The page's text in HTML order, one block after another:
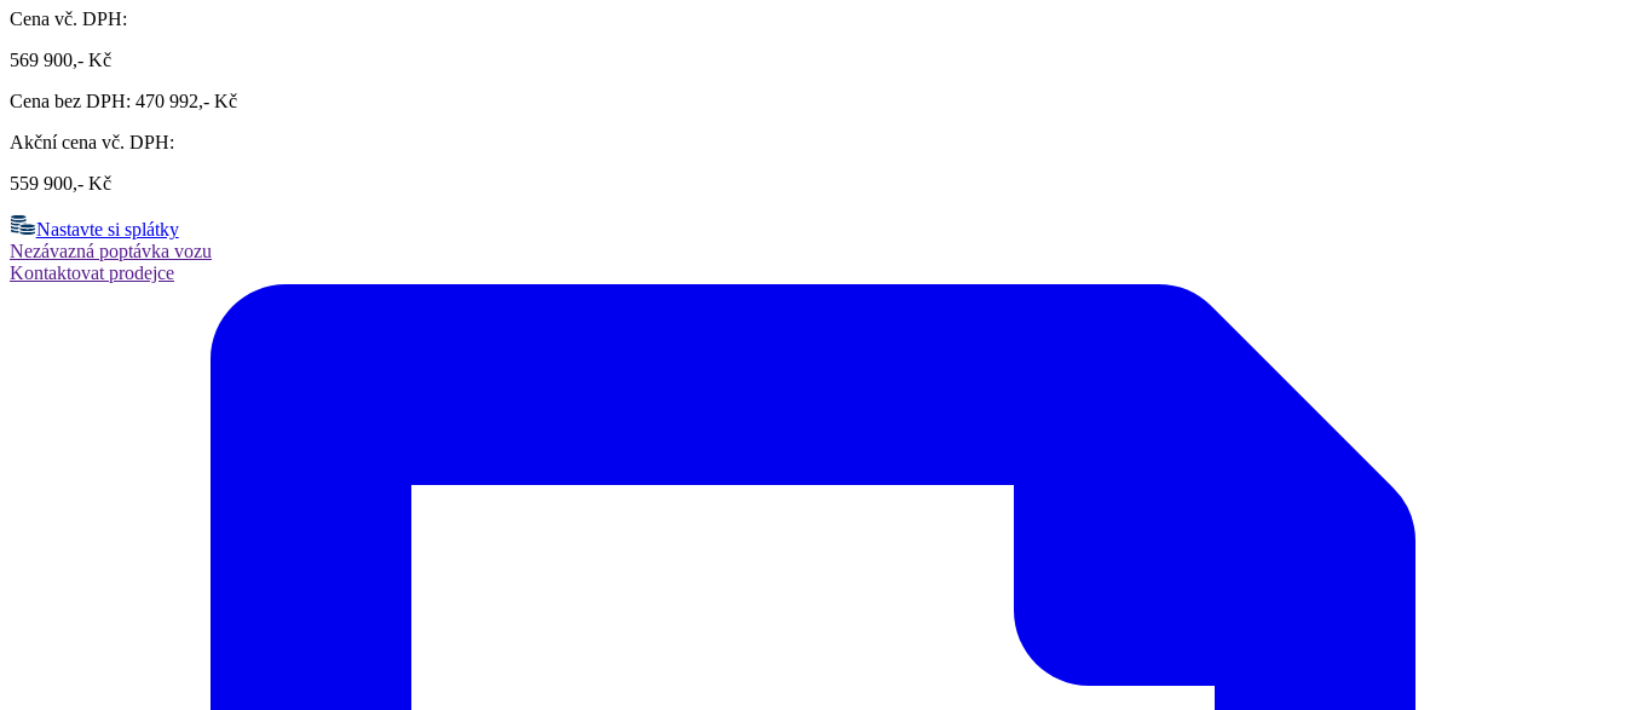
Cena vč. DPH:
569 900,- Kč
Cena bez DPH: 470 992,- Kč
Akční cena vč. DPH:
559 900,- Kč
Nastavte si splátky
Nezávazná poptávka vozu
Kontaktovat prodejce